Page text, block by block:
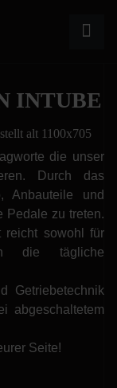
INTUBE
die unser
Durch das
Anbauteile und
Pedale zu treten.
reicht sowohl für
die tägliche
Getriebetechnik
abgeschaltetem
Seite!